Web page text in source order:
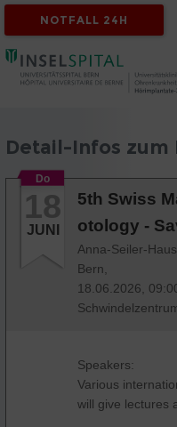
NOTFALL 24H
Detail-Infos zum
Do
18
JUNI
5th Swiss
otology -
Anna-Seiler-
Bern,
18.06.2026,
Speakers:
Various
will give lectures